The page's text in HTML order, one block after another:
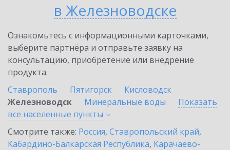
в Железноводске
Ознакомьтесь с информационными карточками,
выберите партнёра и отправьте заявку на
консультацию, приобретение или внедрение
продукта.
Ставрополь
Пятигорск
Кисловодск
Железноводск
Минеральные воды
Показать
все населенные пункты
Смотрите также: Россия, Ставропольский край,
Кабардино-Балкарская Республика, Карачаево-